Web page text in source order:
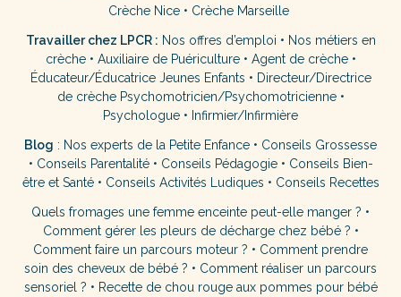
Crèche Nice • Crèche Marseille
Travailler chez LPCR : Nos offres d’emploi • Nos métiers en
crèche• Auxiliaire de Puériculture• Agent de crèche•
Éducateur/Éducatrice Jeunes Enfants • Directeur/Directrice
de crèche Psychomotricien/Psychomotricienne•
Psychologue • Infirmier/Infirmière
Blog : Nos experts de la Petite Enfance • Conseils Grossesse
• Conseils Parentalité• Conseils Pédagogie• Conseils Bien-
être et Santé• Conseils Activités Ludiques • Conseils Recettes
Quels fromages une femme enceinte peut-elle manger ? •
Comment gérer les pleurs de décharge chez bébé ? •
Comment faire un parcours moteur ? • Comment prendre
soin des cheveux de bébé ? • Comment réaliser un parcours
sensoriel ? • Recette de chou rouge aux pommes pour bébé